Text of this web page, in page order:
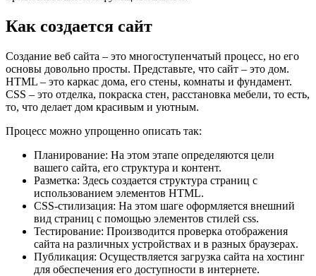
Как создается сайт
Создание веб сайта – это многоступенчатый процесс, но его
основы довольно просты. Представьте, что сайт – это дом.
HTML – это каркас дома, его стены, комнаты и фундамент.
CSS – это отделка, покраска стен, расстановка мебели, то есть,
то, что делает дом красивым и уютным.
Процесс можно упрощенно описать так:
Планирование: На этом этапе определяются цели
вашего сайта, его структура и контент.
Разметка: Здесь создается структура страниц с
использованием элементов HTML.
CSS-стилизация: На этом шаге оформляется внешний
вид страниц с помощью элементов стилей css.
Тестирование: Производится проверка отображения
сайта на различных устройствах и в разных браузерах.
Публикация: Осуществляется загрузка сайта на хостинг
для обеспечения его доступности в интернете.